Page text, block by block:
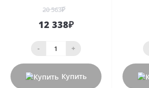
20 563₽
12 338₽
- +
Купить